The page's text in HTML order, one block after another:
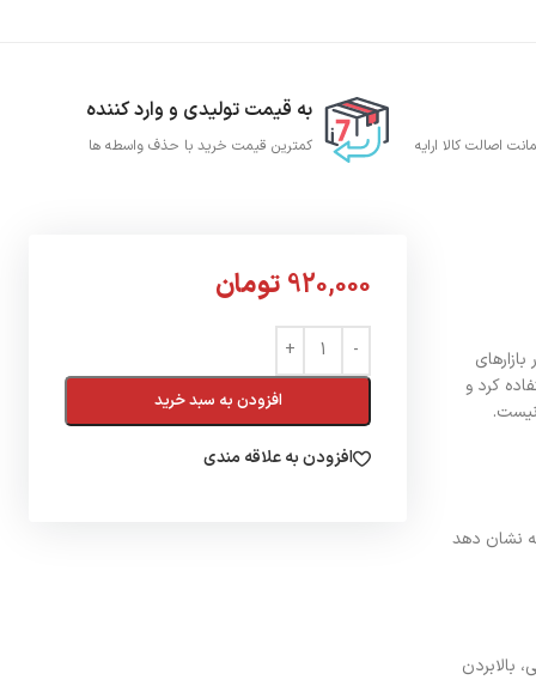
اصالت کالا ارایه
به قیمت تولیدی و وارد کننده
کمترین قیمت خرید با حذف واسطه ها
کرد و
نیست.
نشان دهد
بالابردن
920,000 تومان
افزودن به سبد خرید
افزودن به علاقه مندی